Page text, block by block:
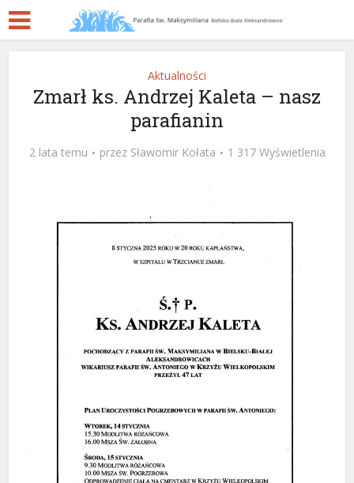
Aktualności
Zmarł ks. Andrzej Kaleta – nasz
parafianin
2 lata temu przez Sławomir Kołata 1 317 Wyświetlenia